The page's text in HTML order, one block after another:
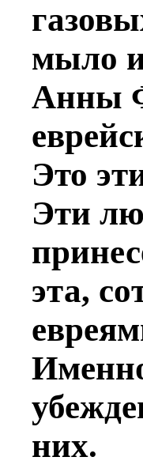
мыло
Анны
Это
Эти
эта,
них.